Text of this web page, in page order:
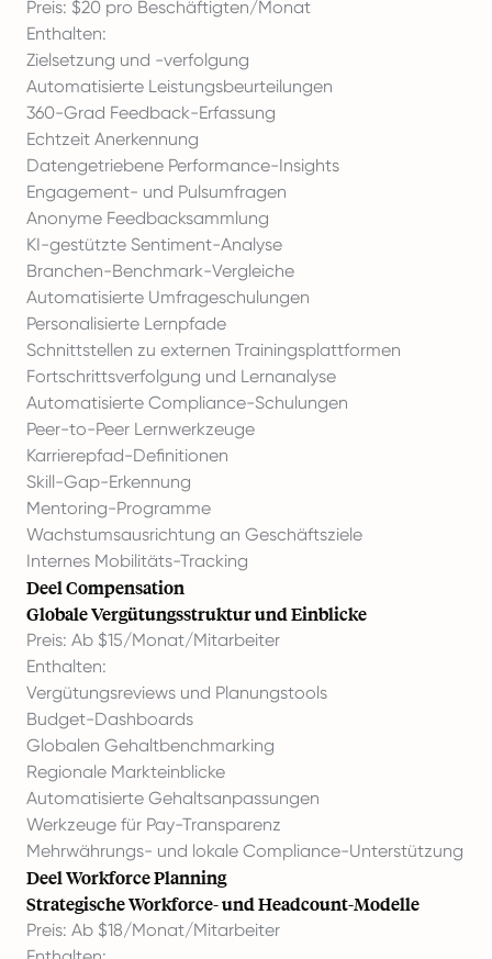
Preis: $20 pro Beschäftigten/Monat
Enthalten:
Zielsetzung und -verfolgung
Automatisierte Leistungsbeurteilungen
360-Grad Feedback-Erfassung
Echtzeit Anerkennung
Datengetriebene Performance-Insights
Engagement- und Pulsumfragen
Anonyme Feedbacksammlung
KI-gestützte Sentiment-Analyse
Branchen-Benchmark-Vergleiche
Automatisierte Umfrageschulungen
Personalisierte Lernpfade
Schnittstellen zu externen Trainingsplattformen
Fortschrittsverfolgung und Lernanalyse
Automatisierte Compliance-Schulungen
Peer-to-Peer Lernwerkzeuge
Karrierepfad-Definitionen
Skill-Gap-Erkennung
Mentoring-Programme
Wachstumsausrichtung an Geschäftsziele
Internes Mobilitäts-Tracking
Deel Compensation
Globale Vergütungsstruktur und Einblicke
Preis: Ab $15/Monat/Mitarbeiter
Enthalten:
Vergütungsreviews und Planungstools
Budget-Dashboards
Globalen Gehaltbenchmarking
Regionale Markteinblicke
Automatisierte Gehaltsanpassungen
Werkzeuge für Pay-Transparenz
Mehrwährungs- und lokale Compliance-Unterstützung
Deel Workforce Planning
Strategische Workforce- und Headcount-Modelle
Preis: Ab $18/Monat/Mitarbeiter